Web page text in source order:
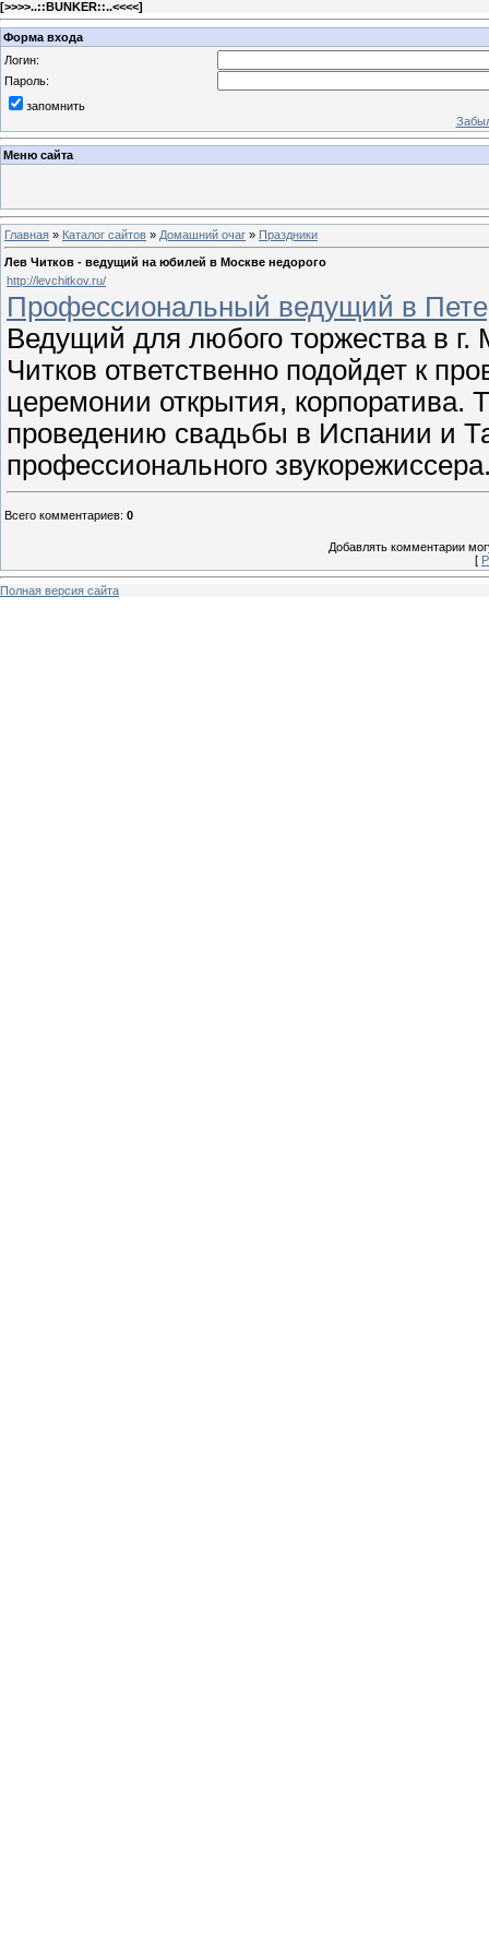
[>>>>..::BUNKER::..<<<<]
Форма входа
Логин:
Пароль:
запомнить
Меню сайта
Главная » Каталог сайтов » Домашний очаг » Праздники
Лев Читков - ведущий на юбилей в Москве недорого
http://levchitkov.ru/
Профессиональный ведущий в
Ведущий для любого торжества в г.
Читков ответственно подойдет к
церемонии открытия, корпоратива.
проведению свадьбы в Испании и
профессионального
Всего комментариев: 0
Добавлять комментарии
[
Полная версия сайта